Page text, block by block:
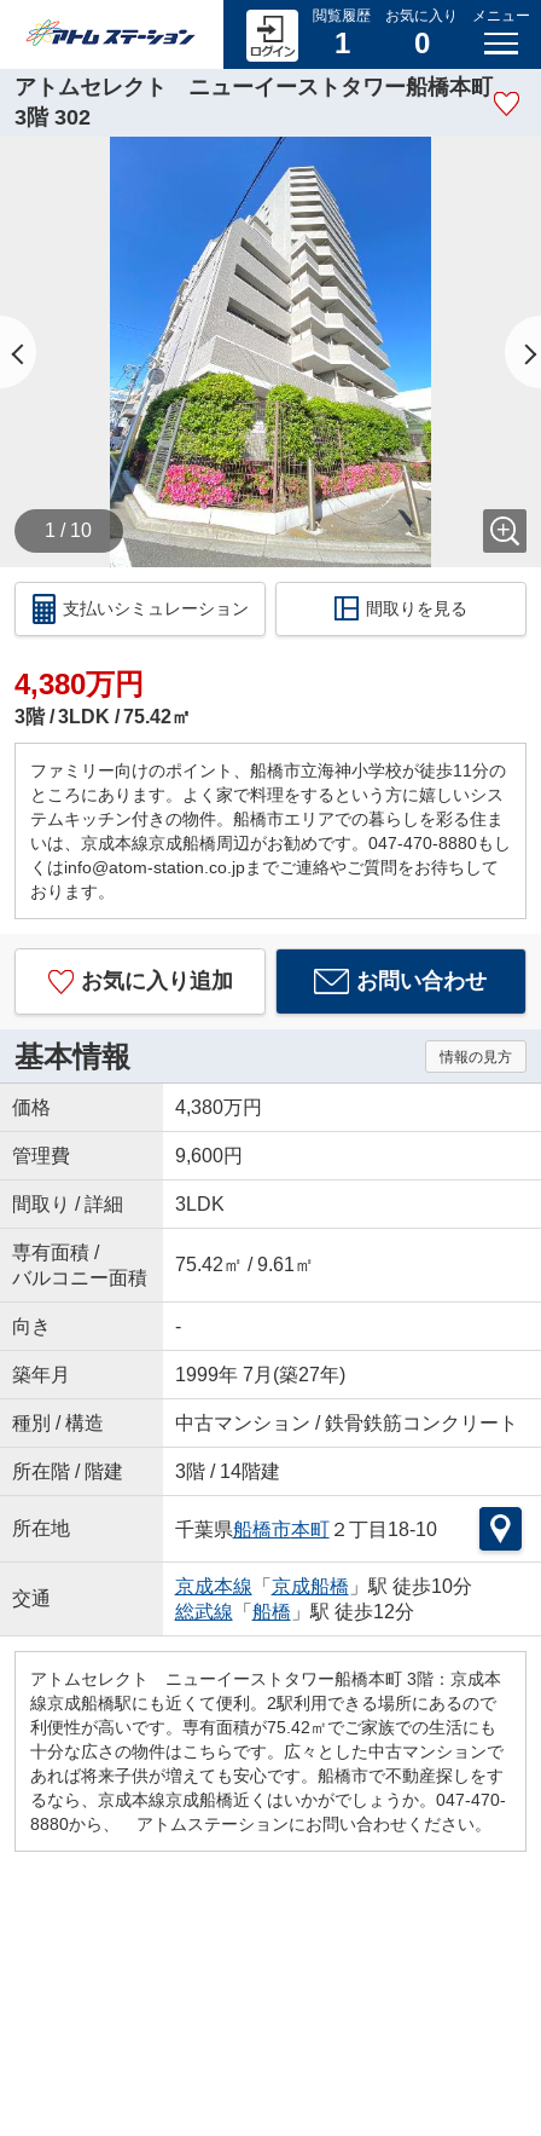
閲覧履歴
1
お気に入り
0
メニュー
アトムセレクト ニューイーストタワー船橋本町
3階 302
1 / 10
支払いシミュレーション 間取りを見る
4,380万円
3階 3LDK 75.42㎡
ファミリー向けのポイント、船橋市立海神小学校が徒歩11分の
ところにあります。よく家で料理をするという方に嬉しいシス
テムキッチン付きの物件。船橋市エリアでの暮らしを彩る住ま
いは、京成本線京成船橋周辺がお勧めです。047-470-8880もし
くはinfo@atom-station.co.jpまでご連絡やご質問をお待ちして
おります。
お気に入り追加 お問い合わせ
基本情報 情報の見方
価格 4,380万円
管理費 9,600円
間取り / 詳細 3LDK
専有面積 /
バルコニー面積
75.42㎡ / 9.61㎡
向き -
築年月 1999年 7月(築27年)
種別 / 構造 中古マンション / 鉄骨鉄筋コンクリート
所在階 / 階建 3階 / 14階建
所在地 千葉県船橋市本町２丁目18-10
交通
京成本線 「 京成船橋 」駅 徒歩10分
総武線 「 船橋 」駅 徒歩12分
アトムセレクト ニューイーストタワー船橋本町 3階：京成本
線京成船橋駅にも近くて便利。2駅利用できる場所にあるので
利便性が高いです。専有面積が75.42㎡でご家族での生活にも
十分な広さの物件はこちらです。広々とした中古マンションで
あれば将来子供が増えても安心です。船橋市で不動産探しをす
るなら、京成本線京成船橋近くはいかがでしょうか。047-470-
8880から、 アトムステーションにお問い合わせください。